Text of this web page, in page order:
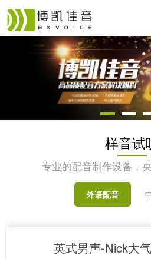
样音试
专业的配音制作设备，
外语配音
英式男声-Nick大